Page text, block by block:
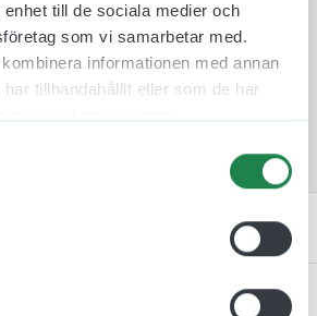
till de sociala medier och
som vi samarbetar med.
informationen med annan
tillhandahållit eller som de har
mellan rum ifall att de